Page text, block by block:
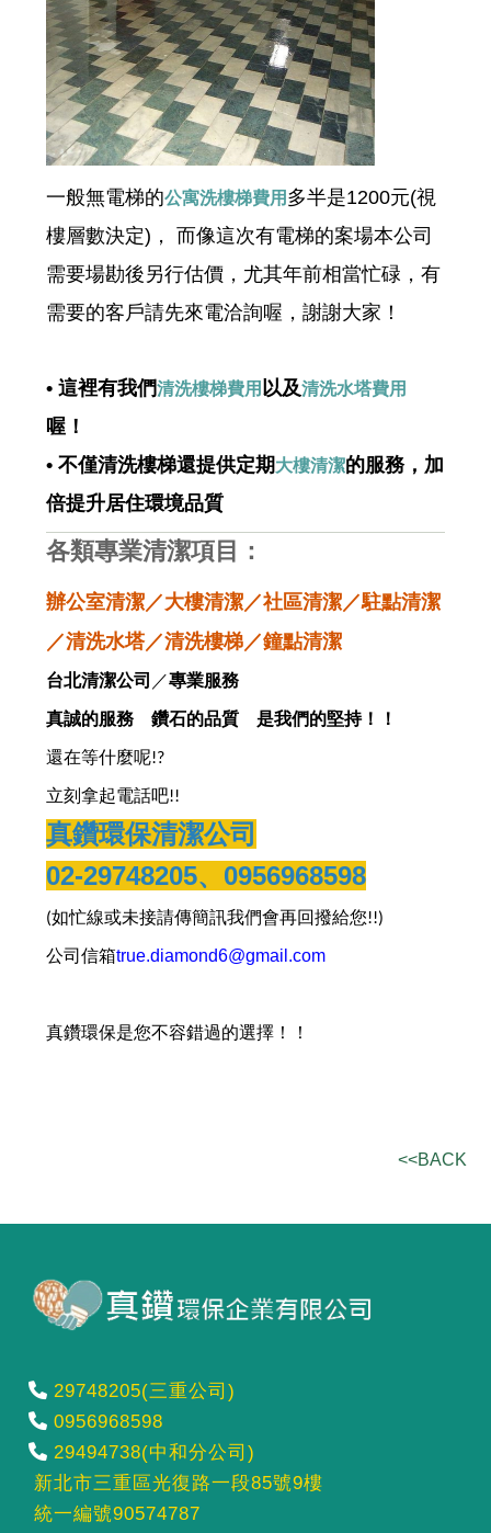
一般無電梯的公寓洗樓梯費用 多半是1200元(視
樓層數決定)， 而像這次有電梯的案場本公司
需要場勘後另行估價，尤其年前相當忙碌，有
需要的客戶請先來電洽詢喔，謝謝大家！
• 這裡有我們清洗樓梯費用 以及清洗水塔費用
喔！
• 不僅清洗樓梯還提供定期大樓清潔的服務，加
倍提升居住環境品質
各類專業清潔項目：
辦公室清潔／大樓清潔／社區清潔／駐點清潔
／清洗水塔／清洗樓梯／鐘點清潔
台北清潔公司 ／專業服務
真誠的服務 鑽石的品質 是我們的堅持！！
還在等什麼呢!?
立刻拿起電話吧!!
真鑽環保清潔公司
02-29748205、 0956968598
(如忙線或未接請傳簡訊我們會再回撥給您!!)
公司信箱true.diamond6@gmail.com
真鑽環保是您不容錯過的選擇！！
<<BACK
29748205(三重公司)
0956968598
29494738(中和分公司)
新北市三重區光復路一段85號9樓
統一編號90574787